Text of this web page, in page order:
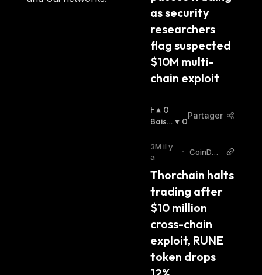
as security
researchers
flag suspected
$10M multi-
chain exploit
H
A
S
S
E
R
:
0
Baissi
0
Partager
3M il y
a
•
CoinDes
Thorchain halts
trading after
$10 million
cross-chain
exploit, RUNE
token drops